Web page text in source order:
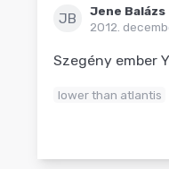
JB
Jene Balázs
2012.
Szegény ember
lower than atlantis